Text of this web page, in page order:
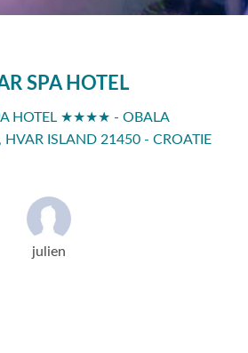
SPA HOTEL
HOTEL ★★★★ - OBALA
HVAR ISLAND 21450 - CROATIE
julien